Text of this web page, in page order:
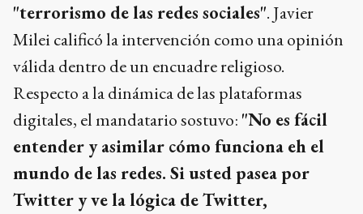
"terrorismo de las redes sociales". Javier
Milei calificó la intervención como una opinión
válida dentro de un encuadre religioso.
Respecto a la dinámica de las plataformas
digitales, el mandatario sostuvo: "No es fácil
entender y asimilar cómo funciona eh el
mundo de las redes. Si usted pasea por
Twitter y ve la lógica de Twitter,